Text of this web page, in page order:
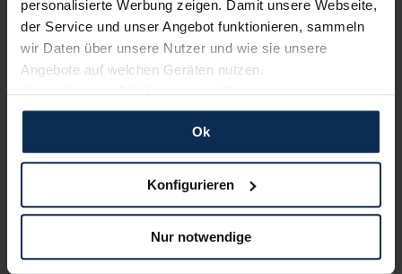
personalisierte Werbung zeigen. Damit unsere Webseite,
der Service und unser Angebot funktionieren, sammeln
wir Daten über unsere Nutzer und wie sie unsere
Angebote auf welchen Geräten nutzen.
Wenn Sie das „OK“ finden, sind Sie damit einverstanden
und erlauben uns Cookies für unseren Service zu
verwenden und diese Daten an Dritte weiterzugeben,
etwa an unsere Marketingpartner. Falls Sie dem nicht
zustimmen möchten, beschränken wir uns auf die
dann nicht auf Sie zuschneiden und Sie somit nicht
perfekt auf dem Weg zu Ihrem Neuwagen unterstützen.
Sie können die Einstellungen jederzeit anpassen oder
Ok
Konfigurieren
Nur notwendige
zum Automagazin
Nachrichten